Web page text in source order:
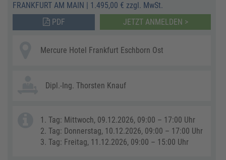
FRANKFURT AM MAIN
1.495,00 € zzgl. MwSt.
PDF
JETZT ANMELDEN >
Mercure Hotel Frankfurt Eschborn Ost
Dipl.-Ing. Thorsten Knauf
1. Tag: Mittwoch, 09.12.2026, 09:00 – 17:00 Uhr
2. Tag: Donnerstag, 10.12.2026, 09:00 – 17:00 Uhr
3. Tag: Freitag, 11.12.2026, 09:00 – 15:00 Uhr